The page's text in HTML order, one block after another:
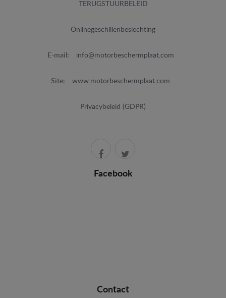
TERUGSTUURBELEID
Onlinegeschillenbeslechting
E-mail: info@motorbeschermplaat.com
Site: www.motorbeschermplaat.com
Privacybeleid (GDPR)
Facebook
Contact